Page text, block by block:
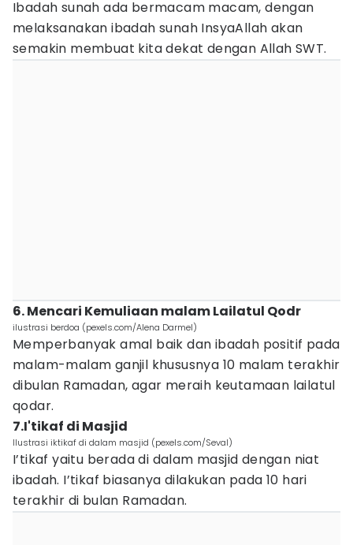
Ibadah sunah ada bermacam macam, dengan
melaksanakan ibadah sunah InsyaAllah akan
semakin membuat kita dekat dengan Allah SWT.
6. Mencari Kemuliaan malam Lailatul Qodr
ilustrasi berdoa (pexels.com/Alena Darmel)
Memperbanyak amal baik dan ibadah positif pada
malam-malam ganjil khususnya 10 malam terakhir
dibulan Ramadan, agar meraih keutamaan lailatul
qodar.
7.I'tikaf di Masjid
Ilustrasi iktikaf di dalam masjid (pexels.com/Seval)
I’tikaf yaitu berada di dalam masjid dengan niat
ibadah. I’tikaf biasanya dilakukan pada 10 hari
terakhir di bulan Ramadan.